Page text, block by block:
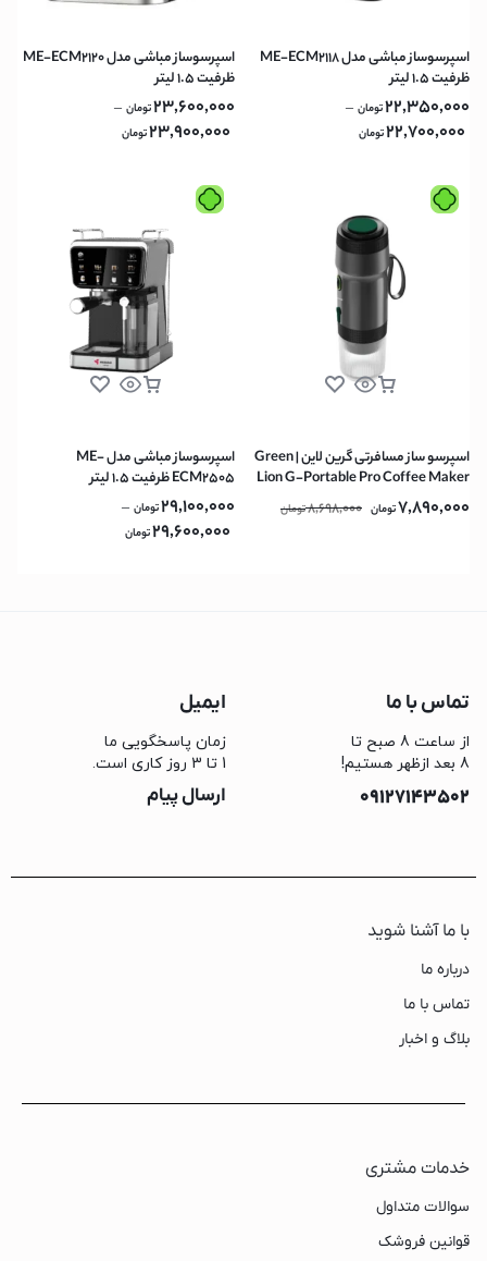
اسپرسوساز مباشی مدل ME-ECM2118
ظرفیت ۱.۵ لیتر
22,350,000تومان –
22,700,000تومان
اسپرسوساز مباشی مدل ME-ECM2120
ظرفیت ۱.۵ لیتر
23,600,000تومان –
23,900,000تومان
اسپرسو ساز مسافرتی گرین لاین | Green
Lion G-Portable Pro Coffee Maker
60ml – Black
7,890,000تومان 8,698,000تومان
اسپرسوساز مباشی مدل ME-
ECM2505 ظرفیت ۱.۵ لیتر
29,100,000تومان –
29,600,000تومان
تماس با ما
از ساعت 8 صبح تا
8 بعد ازظهر هستیم!
09127143502
ایمیل
زمان پاسخگویی ما
1 تا 3 روز کاری است.
ارسال پیام
با ما آشنا شوید
درباره ما
تماس با ما
بلاگ و اخبار
خدمات مشتری
سوالات متداول
قوانین فروشک